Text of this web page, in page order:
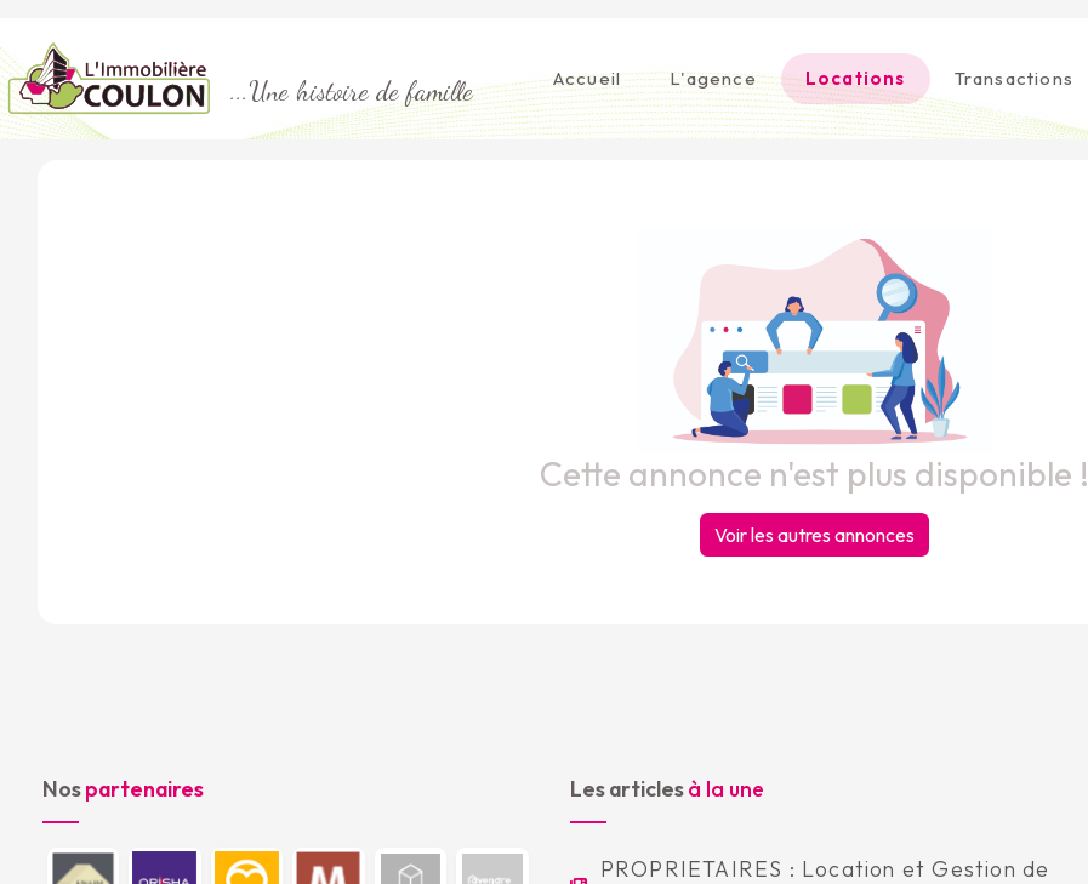
...Une histoire de famille Accueil L'agence Locations Transactions
Cette annonce n'est plus disponible !
Voir les autres annonces
Nospartenaires Les articlesà la une
PROPRIETAIRES : Location et Gestion de